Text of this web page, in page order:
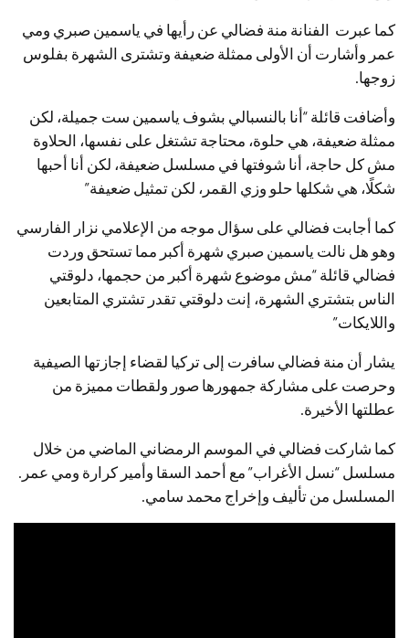
كما عبرت الفنانة منة فضالي عن رأيها في ياسمين صبري ومي
عمر وأشارت أن الأولى ممثلة ضعيفة وتشترى الشهرة بفلوس
زوجها.
وأضافت قائلة “أنا بالنسبالي بشوف ياسمين ست جميلة، لكن
ممثلة ضعيفة، هي حلوة، محتاجة تشتغل على نفسها، الحلاوة
مش كل حاجة، أنا شوفتها في مسلسل ضعيفة، لكن أنا أحبها
شكلًا، هي شكلها حلو وزي القمر، لكن تمثيل ضعيفة”
كما أجابت فضالي على سؤال موجه من الإعلامي نزار الفارسي
وهو هل نالت ياسمين صبري شهرة أكبر مما تستحق وردت
فضالي قائلة “مش موضوع شهرة أكبر من حجمها، دلوقتي
الناس بتشتري الشهرة، إنت دلوقتي تقدر تشتري المتابعين
واللايكات”
يشار أن منة فضالي سافرت إلى تركيا لقضاء إجازتها الصيفية
وحرصت على مشاركة جمهورها صور ولقطات مميزة من
عطلتها الأخيرة.
كما شاركت فضالي في الموسم الرمضاني الماضي من خلال
مسلسل “نسل الأغراب” مع أحمد السقا وأمير كرارة ومي عمر.
المسلسل من تأليف وإخراج محمد سامي.